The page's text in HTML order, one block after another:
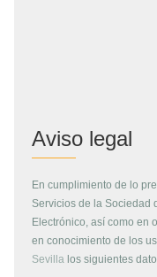
Aviso legal
En cumplimiento de lo
Servicios de la Sociedad
Electrónico, así como en
en conocimiento de los
Sevilla los siguientes